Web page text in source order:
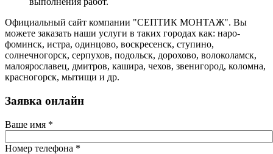
Официальный сайт компании "СЕПТИК МОНТАЖ". Вы
можете заказать наши услуги в таких городах как: наро-
фоминск, истра, одинцово, воскресенск, ступино,
солнечногорск, серпухов, подольск, дорохово, волоколамск,
малоярославец, дмитров, кашира, чехов, звенигород, коломна,
красногорск, мытищи и др.
Заявка онлайн
Ваше имя *
Номер телефона *